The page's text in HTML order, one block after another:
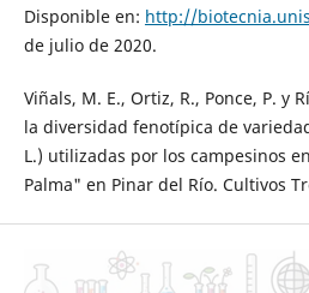
Disponible en: http://
de julio de 2020.
Viñals, M. E., Ortiz, R., Ponce, P. y
la diversidad fenotípica de
L.) utilizadas por los campesinos
Palma" en Pinar del Río. Cultivos